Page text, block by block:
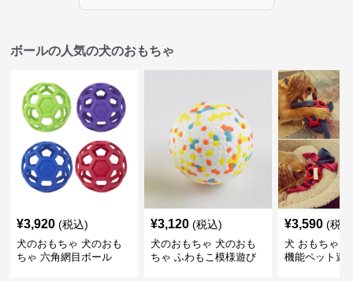
ボールの人気の犬のおもちゃ
¥3,920 (税込)
犬のおもちゃ 犬のおも
ちゃ 六角網目ボール
¥3,120 (税込)
犬のおもちゃ 犬のおも
ちゃ ふわもこ模様遊び
¥3,590 (税
犬 おもちゃ
機能ペット遊